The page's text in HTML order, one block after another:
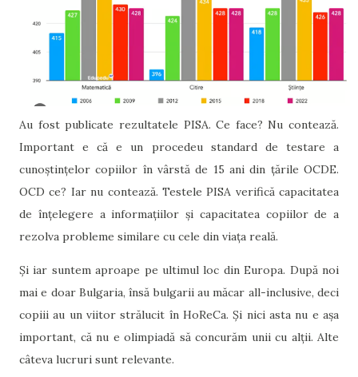
Au fost publicate rezultatele PISA. Ce face? Nu contează.
Important e că e un procedeu standard de testare a
cunoștințelor copiilor în vârstă de 15 ani din țările OCDE.
OCD ce? Iar nu contează. Testele PISA verifică capacitatea
de înțelegere a informațiilor și capacitatea copiilor de a
rezolva probleme similare cu cele din viața reală.
Și iar suntem aproape pe ultimul loc din Europa. După noi
mai e doar Bulgaria, însă bulgarii au măcar all-inclusive, deci
copiii au un viitor strălucit în HoReCa. Și nici asta nu e așa
important, că nu e olimpiadă să concurăm unii cu alții. Alte
câteva lucruri sunt relevante.